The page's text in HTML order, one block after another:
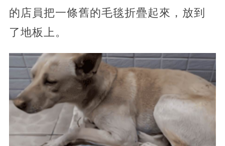
的店員把一條舊的毛毯折疊起來，放到
了地板上。